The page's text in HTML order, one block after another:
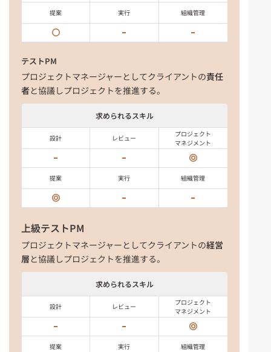
提案 実行 組織管理
テストPM
プロジェクトマネージャーとしてクライアントの責任
者と協議しプロジェクトを推進する。
求められるスキル
設計 レビュー
プロジェクト
マネジメント
提案 実行 組織管理
上級テストPM
プロジェクトマネージャーとしてクライアントの経営
層と協議しプロジェクトを推進する。
求められるスキル
設計 レビュー
プロジェクト
マネジメント
提案 実行 組織管理